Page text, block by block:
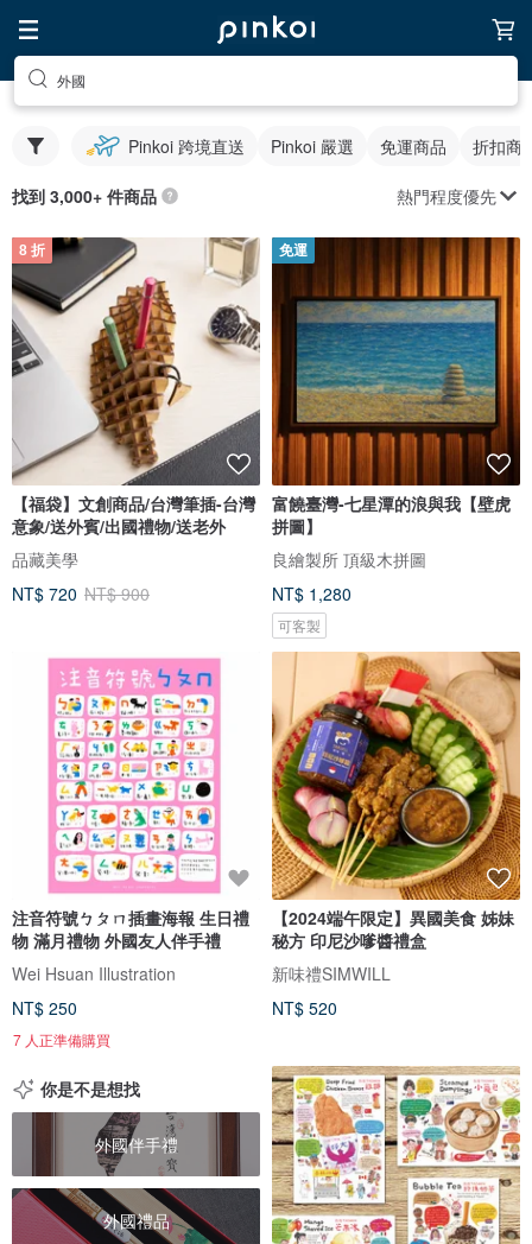
外國
Pinkoi 跨境直送 Pinkoi 嚴選 免運商品 折扣商
找到 3,000+ 件商品 熱門程度優先
8 折
【福袋】文創商品/台灣筆插-台灣
意象/送外賓/出國禮物/送老外
品藏美學
NT$ 720 NT$ 900
免運
富饒臺灣-七星潭的浪與我【壁虎
拼圖】
良繪製所 頂級木拼圖
NT$ 1,280
可客製
注音符號ㄅㄆㄇ插畫海報 生日禮
物 滿月禮物 外國友人伴手禮
Wei Hsuan Illustration
NT$ 250
7 人正準備購買
【2024端午限定】異國美食 姊妹
秘方 印尼沙嗲醬禮盒
新味禮SIMWILL
NT$ 520
你是不是想找
外國伴手禮
外國禮品